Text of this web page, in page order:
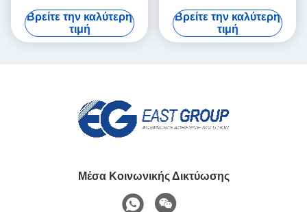
κραμάτων αργιλίου που
τυλίγει την καυτή κόλλα
λειωμένων μετάλλων
Βρείτε την καλύτερη
τιμή
αντίστασης θερμότητας
κόλλας λειωμένων μετάλλων
πολυουρεθάνιου PUR καυτή
Βρείτε την καλύτερη
τιμή
Μέσα Κοινωνικής Δικτύωσης